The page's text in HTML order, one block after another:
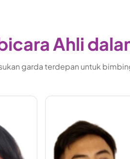
Ahli
garda terdepan untuk